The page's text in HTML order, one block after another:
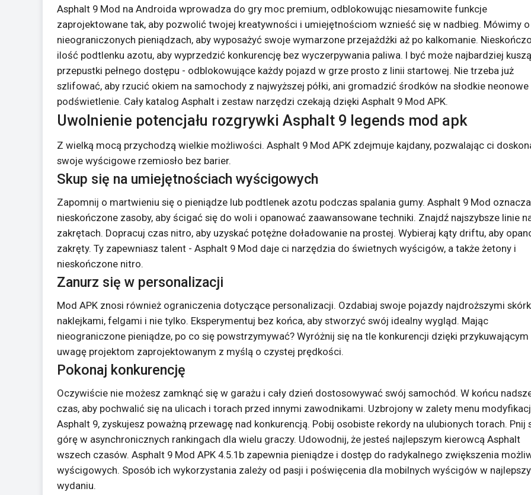
Asphalt 9 Mod na Androida wprowadza do gry moc premium, odblokowując niesamowite funkcje
zaprojektowane tak, aby pozwolić twojej kreatywności i umiejętnościom wznieść się w nadbieg. Mówimy o
nieograniczonych pieniądzach, aby wyposażyć swoje wymarzone przejażdżki aż po kalkomanie.
ilość podtlenku azotu, aby wyprzedzić konkurencję bez wyczerpywania paliwa. I być może najbardziej
przepustki pełnego dostępu - odblokowujące każdy pojazd w grze prosto z linii startowej. Nie trzeba już
szlifować, aby rzucić okiem na samochody z najwyższej półki, ani gromadzić środków na słodkie neonowe
podświetlenie. Cały katalog Asphalt i zestaw narzędzi czekają dzięki Asphalt 9 Mod APK.
Uwolnienie potencjału rozgrywki Asphalt 9 legends mod apk
Z wielką mocą przychodzą wielkie możliwości. Asphalt 9 Mod APK zdejmuje kajdany, pozwalając ci
swoje wyścigowe rzemiosło bez barier.
Skup się na umiejętnościach wyścigowych
Zapomnij o martwieniu się o pieniądze lub podtlenek azotu podczas spalania gumy. Asphalt 9 Mod oznacza
nieskończone zasoby, aby ścigać się do woli i opanować zaawansowane techniki. Znajdź najszybsze linie
zakrętach. Dopracuj czas nitro, aby uzyskać potężne doładowanie na prostej. Wybieraj kąty driftu, aby
zakręty. Ty zapewniasz talent - Asphalt 9 Mod daje ci narzędzia do świetnych wyścigów, a także żetony i
nieskończone nitro.
Zanurz się w personalizacji
Mod APK znosi również ograniczenia dotyczące personalizacji. Ozdabiaj swoje pojazdy najdroższymi
naklejkami, felgami i nie tylko. Eksperymentuj bez końca, aby stworzyć swój idealny wygląd. Mając
nieograniczone pieniądze, po co się powstrzymywać? Wyróżnij się na tle konkurencji dzięki przykuwającym
uwagę projektom zaprojektowanym z myślą o czystej prędkości.
Pokonaj konkurencję
Oczywiście nie możesz zamknąć się w garażu i cały dzień dostosowywać swój samochód. W końcu
czas, aby pochwalić się na ulicach i torach przed innymi zawodnikami. Uzbrojony w zalety menu
Asphalt 9, zyskujesz poważną przewagę nad konkurencją. Pobij osobiste rekordy na ulubionych torach. Pnij
górę w asynchronicznych rankingach dla wielu graczy. Udowodnij, że jesteś najlepszym kierowcą Asphalt
wszech czasów. Asphalt 9 Mod APK 4.5.1b zapewnia pieniądze i dostęp do radykalnego zwiększenia
wyścigowych. Sposób ich wykorzystania zależy od pasji i poświęcenia dla mobilnych wyścigów w
wydaniu.